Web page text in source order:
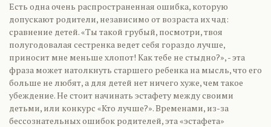
Есть одна очень распространенная ошибка, которую
допускают родители, независимо от возраста их чад:
сравнение детей. «Ты такой грубый, посмотри, твоя
полугодовалая сестренка ведет себя гораздо лучше,
приносит мне меньше хлопот! Как тебе не стыдно?», - эта
фраза может натолкнуть старшего ребенка на мысль, что его
больше не любят, а для детей нет ничего хуже, чем такое
убеждение. Не стоит начинать эстафету между своими
детьми, или конкурс «Кто лучше?». Временами, из-за
бессознательных ошибок родителей, эта «эстафета»